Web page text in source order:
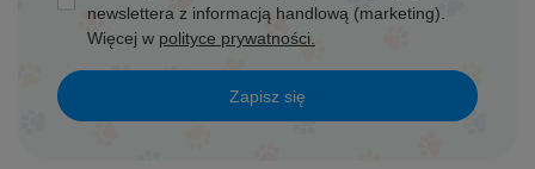
newslettera z informacją handlową (marketing).
Więcej w polityce prywatności.
Zapisz się